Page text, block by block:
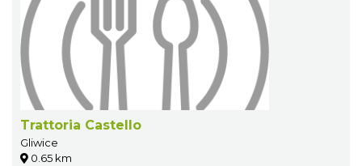
Trattoria Castello
Gliwice
0.65 km